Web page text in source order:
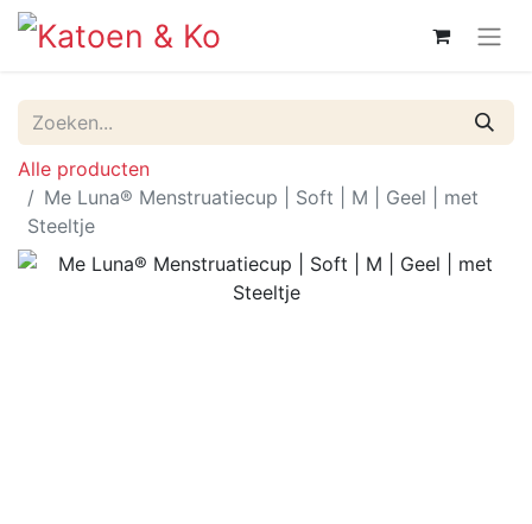
Alle producten
Me Luna® Menstruatiecup | Soft | M | Geel | met
Steeltje